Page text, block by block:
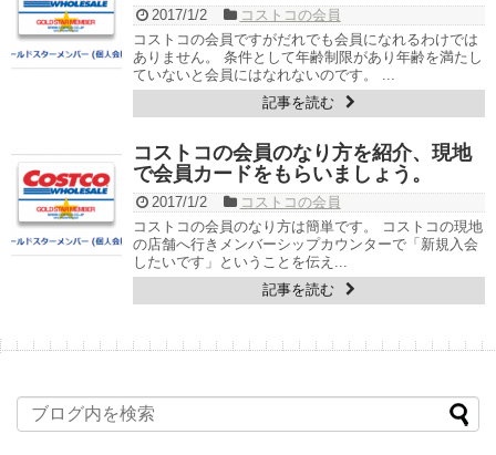
2017/1/2
コストコの会員
コストコの会員ですがだれでも会員になれるわけでは
ありません。 条件として年齢制限があり年齢を満たし
ていないと会員にはなれないのです。 ...
記事を読む
コストコの会員のなり方を紹介、現地
で会員カードをもらいましょう。
2017/1/2
コストコの会員
コストコの会員のなり方は簡単です。 コストコの現地
の店舗へ行きメンバーシップカウンターで「新規入会
したいです」ということを伝え...
記事を読む